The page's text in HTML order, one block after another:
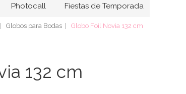
Photocall Fiestas de Temporada
Globos para Bodas Globo Foil Novia 132 cm
132 cm